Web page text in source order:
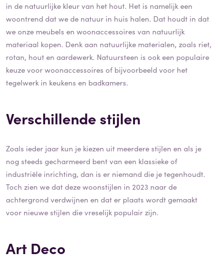
in de natuurlijke kleur van het hout. Het is namelijk een
woontrend dat we de natuur in huis halen. Dat houdt in dat
we onze meubels en woonaccessoires van natuurlijk
materiaal kopen. Denk aan natuurlijke materialen, zoals riet,
rotan, hout en aardewerk. Natuursteen is ook een populaire
keuze voor woonaccessoires of bijvoorbeeld voor het
tegelwerk in keukens en badkamers.
Verschillende stijlen
Zoals ieder jaar kun je kiezen uit meerdere stijlen en als je
nog steeds gecharmeerd bent van een klassieke of
industriële inrichting, dan is er niemand die je tegenhoudt.
Toch zien we dat deze woonstijlen in 2023 naar de
achtergrond verdwijnen en dat er plaats wordt gemaakt
voor nieuwe stijlen die vreselijk populair zijn.
Art Deco